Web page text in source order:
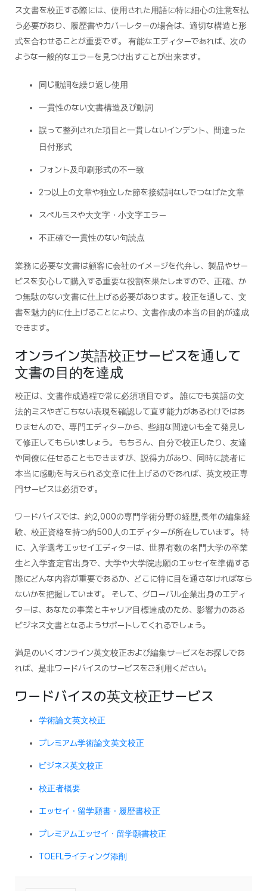
ス文書を校正する際には、使用された用語に特に細心の注意を払
う必要があり、履歴書やカバーレターの場合は、適切な構造と形
式を合わせることが重要です。 有能なエディターであれば、次の
ような一般的なエラーを見つけ出すことが出来ます。
同じ動詞を繰り返し使用
一貫性のない文書構造及び動詞
誤って整列された項目と一貫しないインデント、間違った
日付形式
フォント及印刷形式の不一致
2つ以上の文章や独立した節を接続詞なしでつなげた文章
スペルミスや大文字・小文字エラー
不正確で一貫性のない句読点
業務に必要な文書は顧客に会社のイメージを代弁し、製品やサー
ビスを安心して購入する重要な役割を果たしますので、正確、か
つ無駄のない文書に仕上げる必要があります。校正を通して、文
書を魅力的に仕上げることにより、文書作成の本当の目的が達成
できます。
オンライン英語校正サービスを通して
文書の目的を達成
校正は、文書作成過程で常に必須項目です。 誰にでも英語の文
法的ミスやぎこちない表現を確認して直す能力があるわけではあ
りませんので、専門エディターから、些細な間違いも全て発見し
て修正してもらいましょう。 もちろん、自分で校正したり、友達
や同僚に任せることもできますが、説得力があり、同時に読者に
本当に感動を与えられる文章に仕上げるのであれば、英文校正専
門サービスは必須です。
ワードバイスでは、約2,000の専門学術分野の経歴,長年の編集経
験、校正資格を持つ約500人のエディターが所在しています。 特
に、入学選考エッセイエディターは、世界有数の名門大学の卒業
生と入学査定官出身で、大学や大学院志願のエッセイを準備する
際にどんな内容が重要であるか、どこに特に目を通さなければなら
ないかを把握しています。 そして、グローバル企業出身のエディ
ターは、あなたの事業とキャリア目標達成のため、影響力のある
ビジネス文書となるようサポートしてくれるでしょう。
満足のいくオンライン英文校正および編集サービスをお探しであ
れば、是非ワードバイスのサービスをご利用ください。
ワードバイスの英文校正サービス
学術論文英文校正
プレミアム学術論文英文校正
ビジネス英文校正
校正者概要
エッセイ・留学願書・履歴書校正
プレミアムエッセイ・留学願書校正
TOEFLライティング添削